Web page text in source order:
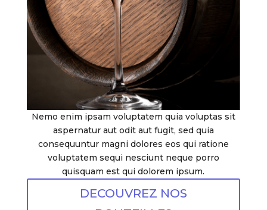
Nemo enim ipsam voluptatem quia voluptas sit
aspernatur aut odit aut fugit, sed quia
consequuntur magni dolores eos qui ratione
voluptatem sequi nesciunt neque porro
quisquam est qui dolorem ipsum.
DECOUVREZ NOS